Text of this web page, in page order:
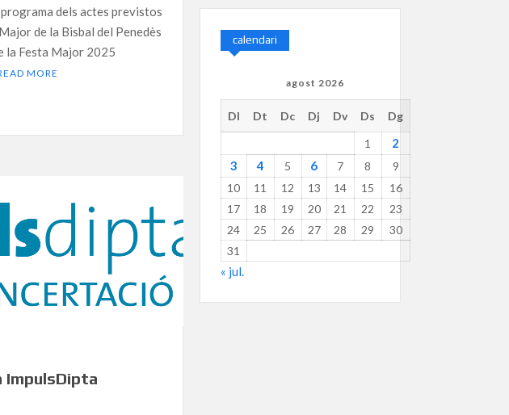
dels actes previstos
de la Bisbal del Penedès
la Festa Major 2025
MORE
ImpulsDipta
calendari
agost 2026
Dl Dt Dc Dj Dv Ds
Dg
1
2
3
4 5 6 7 8
9
10
11 12 13 14 15
16
17
18 19 20 21 22
23
24
25 26 27 28 29
30
31
« jul.